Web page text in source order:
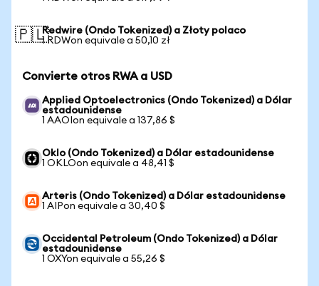
🇵🇱Redwire (Ondo Tokenized) a Złoty polaco
1 RDWon equivale a 50,10 zł
Convierte otros RWA a USD
Applied Optoelectronics (Ondo Tokenized) a Dólar
estadounidense
1 AAOIon equivale a 137,86 $
Oklo (Ondo Tokenized) a Dólar estadounidense
1 OKLOon equivale a 48,41 $
Arteris (Ondo Tokenized) a Dólar estadounidense
1 AIPon equivale a 30,40 $
Occidental Petroleum (Ondo Tokenized) a Dólar
estadounidense
1 OXYon equivale a 55,26 $